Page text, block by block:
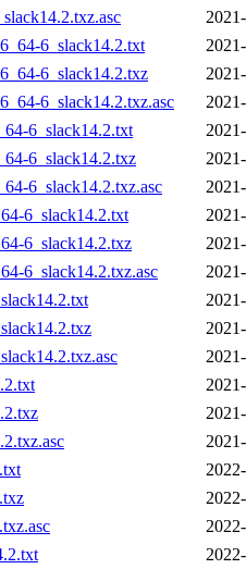
6_slack14.2.txt
6_slack14.2.txz
6_slack14.2.txz.asc
6_slack14.2.txt
6_slack14.2.txz
6_slack14.2.txz.asc
6_slack14.2.txt
6_slack14.2.txz
6_slack14.2.txz.asc